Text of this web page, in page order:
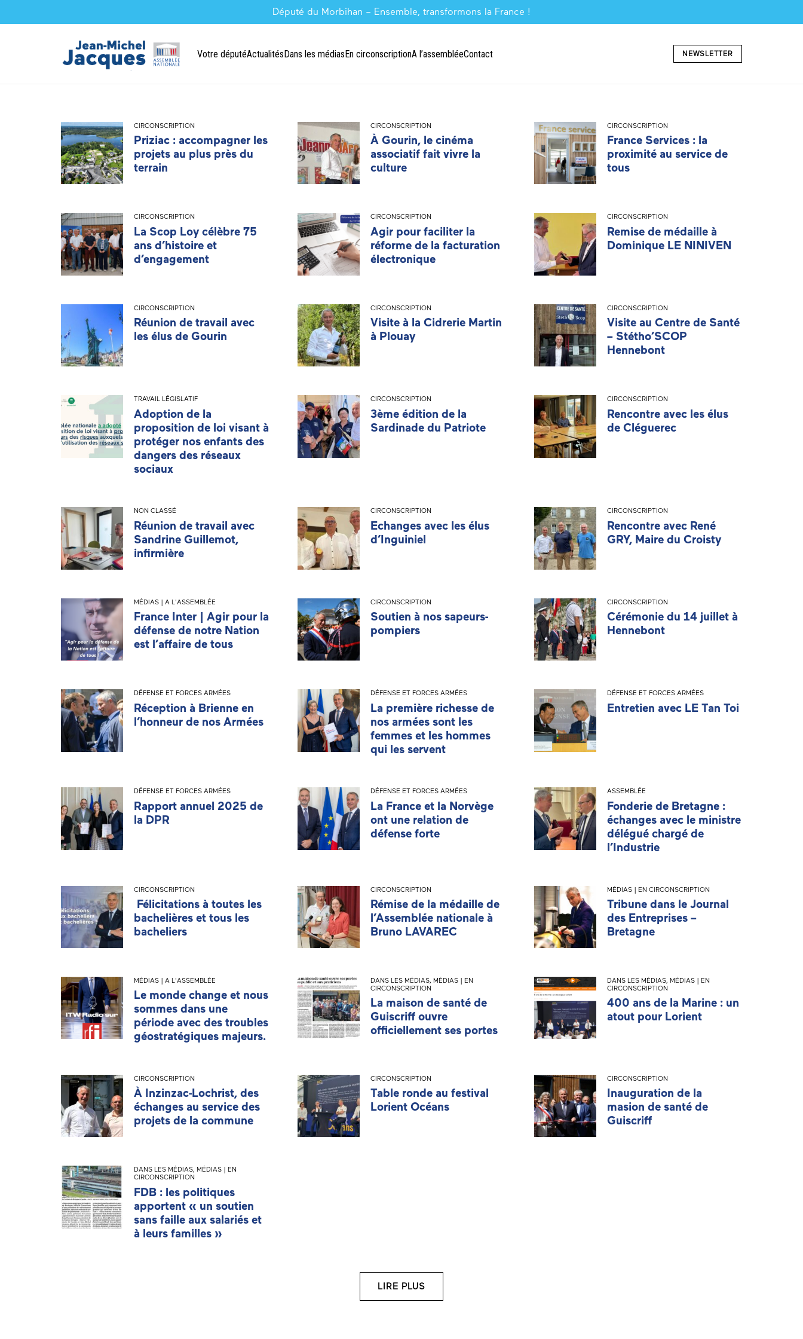
Député du Morbihan – Ensemble, transformons la France !
Votre députéActualitésDans les médiasEn circonscriptionA l’assembléeContact NEWSLETTER
CIRCONSCRIPTION
Priziac : accompagner les
projets au plus près du
terrain
CIRCONSCRIPTION
À Gourin, le cinéma
associatif fait vivre la
culture
CIRCONSCRIPTION
France Services : la
proximité au service de
tous
CIRCONSCRIPTION
La Scop Loy célèbre 75
ans d’histoire et
d’engagement
CIRCONSCRIPTION
Agir pour faciliter la
réforme de la facturation
électronique
CIRCONSCRIPTION
Remise de médaille à
Dominique LE NINIVEN
CIRCONSCRIPTION
Réunion de travail avec
les élus de Gourin
CIRCONSCRIPTION
Visite à la Cidrerie Martin
à Plouay
CIRCONSCRIPTION
Visite au Centre de Santé
– Stétho’SCOP
Hennebont
TRAVAIL LÉGISLATIF
Adoption de la
proposition de loi visant à
protéger nos enfants des
dangers des réseaux
sociaux
CIRCONSCRIPTION
3ème édition de la
Sardinade du Patriote
CIRCONSCRIPTION
Rencontre avec les élus
de Cléguerec
NON CLASSÉ
Réunion de travail avec
Sandrine Guillemot,
infirmière
CIRCONSCRIPTION
Echanges avec les élus
d’Inguiniel
CIRCONSCRIPTION
Rencontre avec René
GRY, Maire du Croisty
MÉDIAS | A L'ASSEMBLÉE
France Inter | Agir pour la
défense de notre Nation
est l’affaire de tous
CIRCONSCRIPTION
Soutien à nos sapeurs-
pompiers
CIRCONSCRIPTION
Cérémonie du 14 juillet à
Hennebont
DÉFENSE ET FORCES ARMÉES
Réception à Brienne en
l’honneur de nos Armées
DÉFENSE ET FORCES ARMÉES
La première richesse de
nos armées sont les
femmes et les hommes
qui les servent
DÉFENSE ET FORCES ARMÉES
Entretien avec LE Tan Toi
DÉFENSE ET FORCES ARMÉES
Rapport annuel 2025 de
la DPR
DÉFENSE ET FORCES ARMÉES
La France et la Norvège
ont une relation de
défense forte
ASSEMBLÉE
Fonderie de Bretagne :
échanges avec le ministre
délégué chargé de
l’Industrie
CIRCONSCRIPTION
Félicitations à toutes les
bachelières et tous les
bacheliers
CIRCONSCRIPTION
Rémise de la médaille de
l’Assemblée nationale à
Bruno LAVAREC
MÉDIAS | EN CIRCONSCRIPTION
Tribune dans le Journal
des Entreprises –
Bretagne
MÉDIAS | A L'ASSEMBLÉE
Le monde change et nous
sommes dans une
période avec des troubles
géostratégiques majeurs.
DANS LES MÉDIAS, MÉDIAS | EN
CIRCONSCRIPTION
La maison de santé de
Guiscriff ouvre
officiellement ses portes
DANS LES MÉDIAS, MÉDIAS | EN
CIRCONSCRIPTION
400 ans de la Marine : un
atout pour Lorient
CIRCONSCRIPTION
À Inzinzac-Lochrist, des
échanges au service des
projets de la commune
CIRCONSCRIPTION
Table ronde au festival
Lorient Océans
CIRCONSCRIPTION
Inauguration de la
masion de santé de
Guiscriff
DANS LES MÉDIAS, MÉDIAS | EN
CIRCONSCRIPTION
FDB : les politiques
apportent « un soutien
sans faille aux salariés et
à leurs familles »
LIRE PLUS